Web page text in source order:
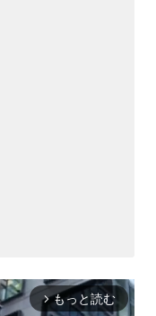
arrow_forward_ios もっと読む